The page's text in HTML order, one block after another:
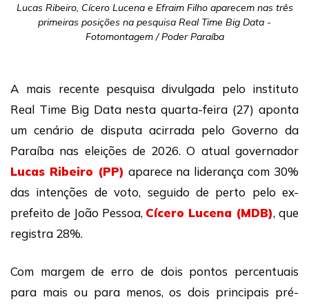
Lucas Ribeiro, Cícero Lucena e Efraim Filho aparecem nas três
primeiras posições na pesquisa Real Time Big Data -
Fotomontagem / Poder Paraíba
A mais recente pesquisa divulgada pelo instituto
Real Time Big Data nesta quarta-feira (27) aponta
um cenário de disputa acirrada pelo Governo da
Paraíba nas eleições de 2026. O atual governador
Lucas Ribeiro (PP) aparece na liderança com 30%
das intenções de voto, seguido de perto pelo ex-
prefeito de João Pessoa, Cícero Lucena (MDB), que
registra 28%.
Com margem de erro de dois pontos percentuais
para mais ou para menos, os dois principais pré-